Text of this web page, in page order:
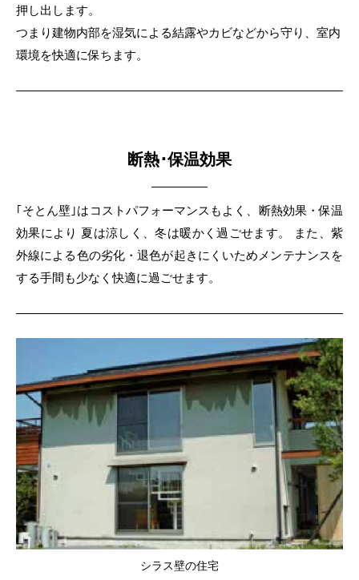
押し出します。
つまり建物内部を湿気による結露やカビなどから守り、室内
環境を快適に保ちます。
断熱･保温効果
｢そとん壁｣はコストパフォーマンスもよく、断熱効果・保温
効果により 夏は涼しく、冬は暖かく過ごせます。
また、紫
外線による色の劣化・退色が起きにくいためメンテナンスを
する手間も少なく快適に過ごせます。
シラス壁の住宅